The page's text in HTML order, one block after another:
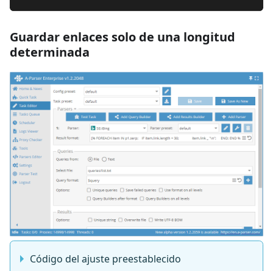
Guardar enlaces solo de una longitud
determinada
Código del ajuste preestablecido